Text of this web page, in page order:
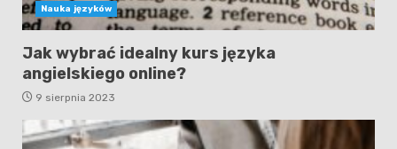
Nauka języków
Jak wybrać idealny kurs języka
angielskiego online?
9 sierpnia 2023